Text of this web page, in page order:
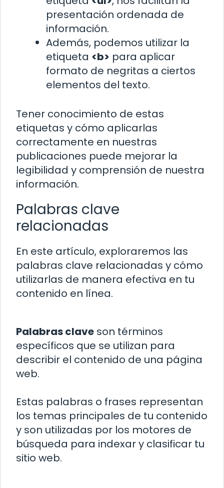
presentación ordenada de
información.
Además, podemos utilizar la
etiqueta <b> para aplicar
formato de negritas a ciertos
elementos del texto.
Tener conocimiento de estas
etiquetas y cómo aplicarlas
correctamente en nuestras
publicaciones puede mejorar la
legibilidad y comprensión de nuestra
información.
Palabras clave
relacionadas
En este artículo, exploraremos las
palabras clave relacionadas y cómo
utilizarlas de manera efectiva en tu
contenido en línea.
Palabras clave son términos
específicos que se utilizan para
describir el contenido de una página
web.
Estas palabras o frases representan
los temas principales de tu contenido
y son utilizadas por los motores de
búsqueda para indexar y clasificar tu
sitio web.